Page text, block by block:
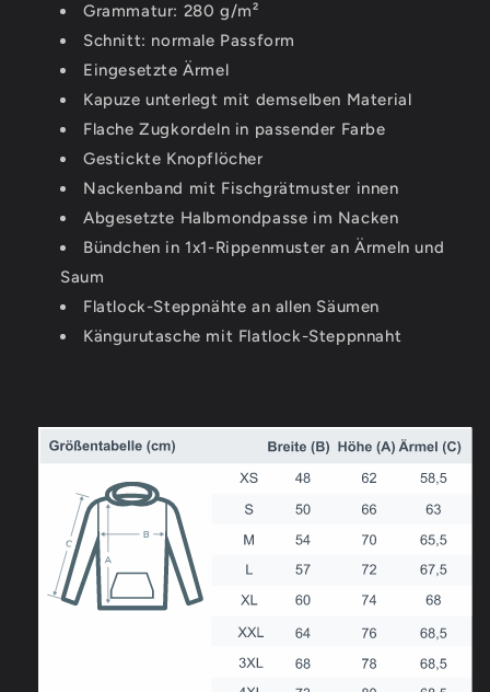
Grammatur: 280 g/m²
Schnitt: normale Passform
Eingesetzte Ärmel
Kapuze unterlegt mit demselben Material
Flache Zugkordeln in passender Farbe
Gestickte Knopflöcher
Nackenband mit Fischgrätmuster innen
Abgesetzte Halbmondpasse im Nacken
Bündchen in 1x1-Rippenmuster an Ärmeln und
Saum
Flatlock-Steppnähte an allen Säumen
Kängurutasche mit Flatlock-Steppnnaht